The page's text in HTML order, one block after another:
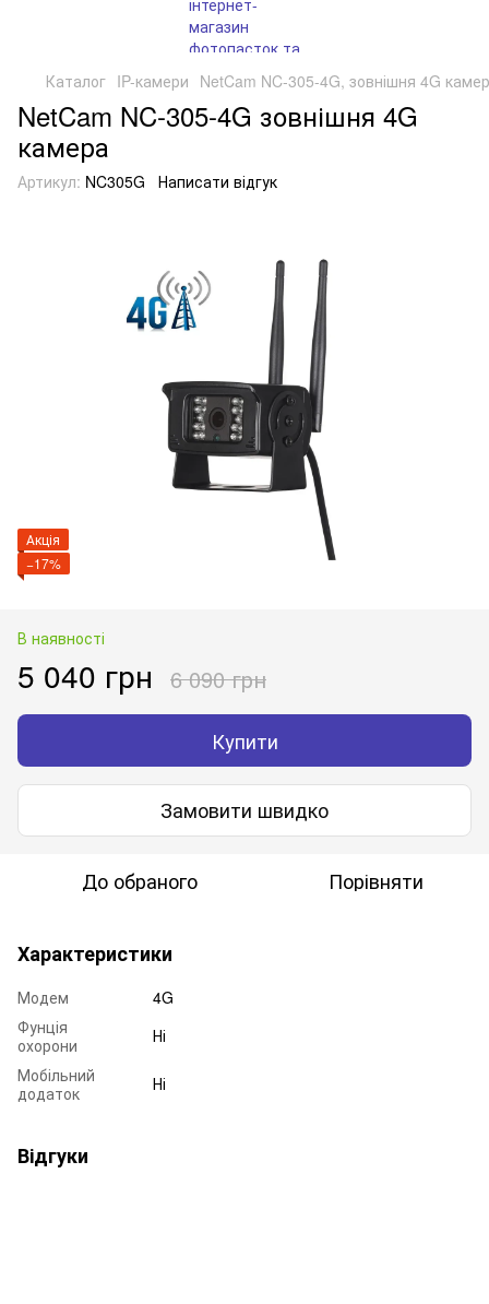
Каталог IP-камери NetCam NC-305-4G, зовнішня 4G
NetCam NC-305-4G зовнішня 4G
камера
Артикул: NC305G Написати відгук
Акція
−17%
В наявності
5 040 грн 6 090 грн
Купити
Замовити швидко
До обраного Порівняти
Характеристики
Модем
4G
Фунція
охорони
Ні
Мобільний
додаток
Ні
Відгуки